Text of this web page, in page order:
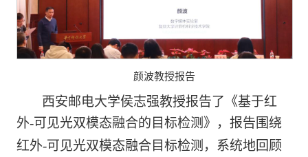
颜波教授报告
西安邮电大学侯志强教授报告了《基于红
外-可见光双模态融合的目标检测》，报告围绕
红外-可见光双模态融合目标检测，系统地回顾